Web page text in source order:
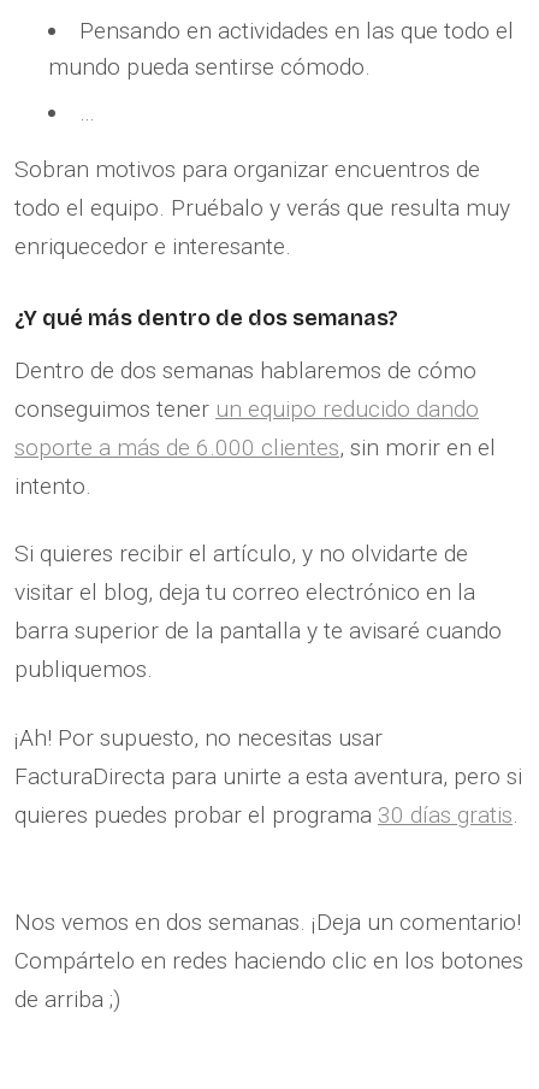
Pensando en actividades en las que todo el
mundo pueda sentirse cómodo.
Sobran motivos para organizar encuentros de
todo el equipo. Pruébalo y verás que resulta muy
enriquecedor e interesante.
¿Y qué más dentro de dos semanas?
Dentro de dos semanas hablaremos de cómo
conseguimos tener un equipo reducido dando
soporte a más de 6.000 clientes, sin morir en el
intento.
Si quieres recibir el artículo, y no olvidarte de
visitar el blog, deja tu correo electrónico en la
barra superior de la pantalla y te avisaré cuando
publiquemos.
¡Ah! Por supuesto, no necesitas usar
FacturaDirecta para unirte a esta aventura, pero si
quieres puedes probar el programa 30 días gratis.
Nos vemos en dos semanas. ¡Deja un comentario!
Compártelo en redes haciendo clic en los botones
de arriba ;)